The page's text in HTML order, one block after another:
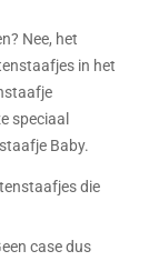
Nee, het
in het
speciaal
Baby.
die
case dus